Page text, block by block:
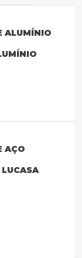
ALUMÍNIO
AÇO